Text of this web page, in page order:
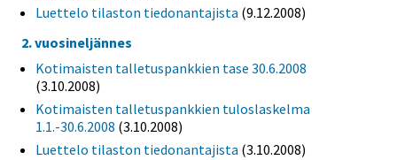
Luettelo tilaston tiedonantajista (9.12.2008)
2. vuosineljännes
Kotimaisten talletuspankkien tase 30.6.2008
(3.10.2008)
Kotimaisten talletuspankkien tuloslaskelma
1.1.-30.6.2008 (3.10.2008)
Luettelo tilaston tiedonantajista (3.10.2008)